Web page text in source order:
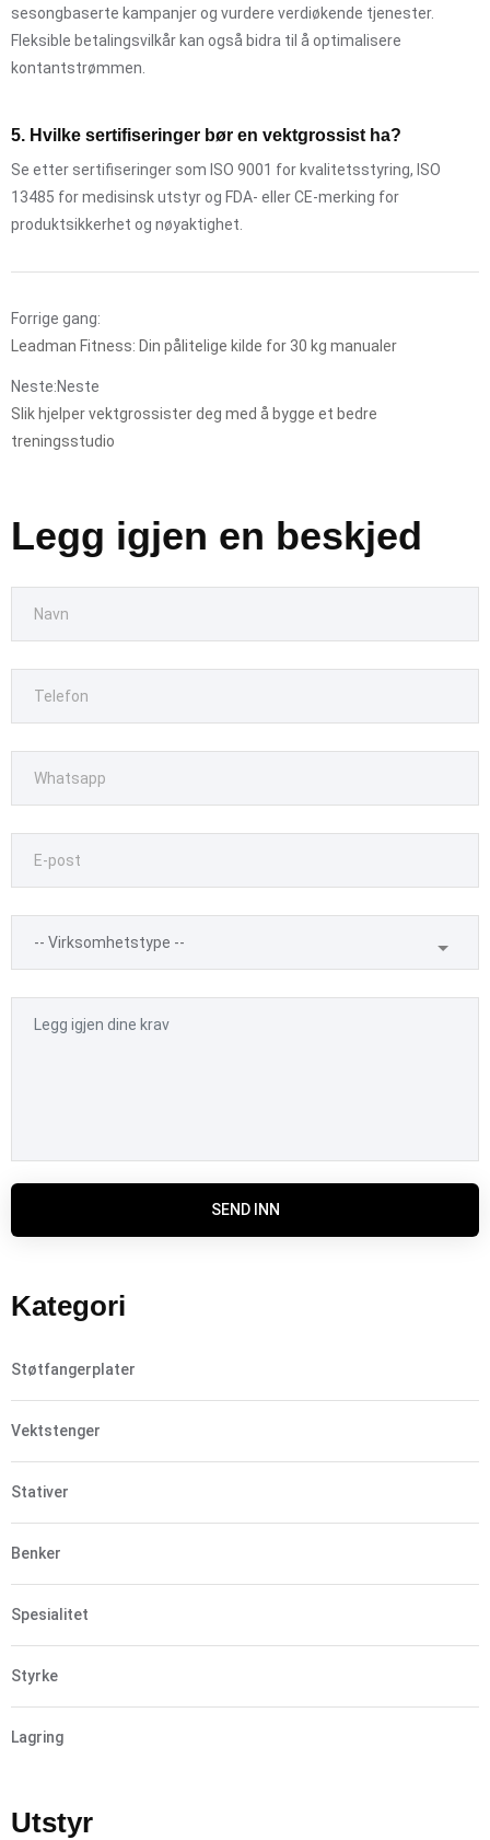
sesongbaserte kampanjer og vurdere verdiøkende tjenester.
Fleksible betalingsvilkår kan også bidra til å optimalisere
kontantstrømmen.
5. Hvilke sertifiseringer bør en vektgrossist ha?
Se etter sertifiseringer som ISO 9001 for kvalitetsstyring, ISO
13485 for medisinsk utstyr og FDA- eller CE-merking for
produktsikkerhet og nøyaktighet.
Forrige gang:
Leadman Fitness: Din pålitelige kilde for 30 kg manualer
Neste:Neste
Slik hjelper vektgrossister deg med å bygge et bedre
treningsstudio
Legg igjen en beskjed
SEND INN
Kategori
Støtfangerplater
Vektstenger
Stativer
Benker
Spesialitet
Styrke
Lagring
Utstyr